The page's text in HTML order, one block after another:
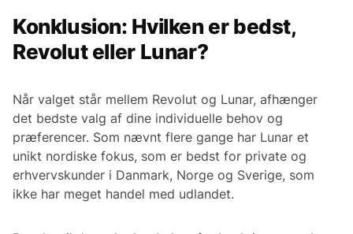
Konklusion: Hvilken er bedst,
Revolut eller Lunar?
Når valget står mellem Revolut og Lunar, afhænger
det bedste valg af dine individuelle behov og
præferencer. Som nævnt flere gange har Lunar et
unikt nordiske fokus, som er bedst for private og
erhvervskunder i Danmark, Norge og Sverige, som
ikke har meget handel med udlandet.